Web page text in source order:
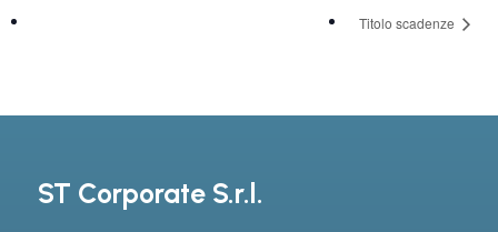
Titolo scadenze
ST Corporate S.r.l.